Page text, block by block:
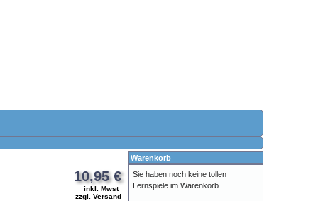
10,95 €
inkl. Mwst
zzgl. Versand
Warenkorb
Sie haben noch keine tollen
Lernspiele im Warenkorb.